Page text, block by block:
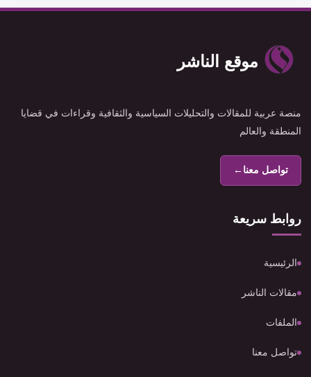
موقع الناشر
منصة عربية للمقالات والتحليلات السياسية والثقافية وقراءات في قضايا
المنطقة والعالم
تواصل معنا←
روابط سريعة
الرئيسية
مقالات الناشر
الملفات
تواصل معنا